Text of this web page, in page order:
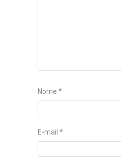
Nome *
E-mail *